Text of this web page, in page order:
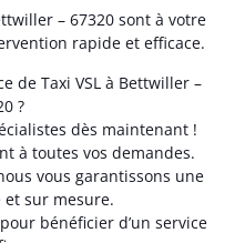
– 67320 sont à votre
rapide et efficace.
de Taxi VSL à Bettwiller –
?
dès maintenant !
à toutes vos demandes.
vous garantissons une
sur mesure.
bénéficier d’un service